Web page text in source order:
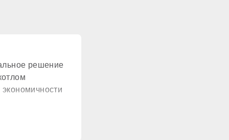
нет
решение